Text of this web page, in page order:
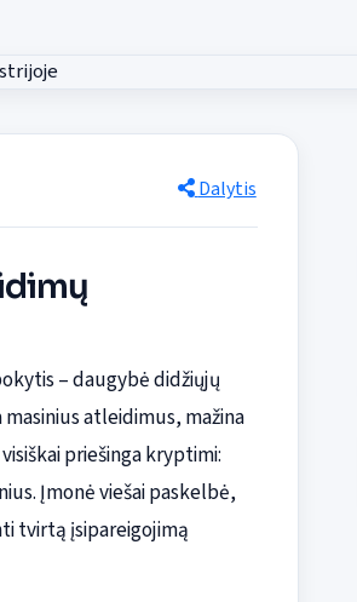
Dalytis
– daugybė didžiųjų
atleidimus, mažina
priešinga kryptimi:
Įmonė viešai paskelbė,
tvirtą įsipareigojimą